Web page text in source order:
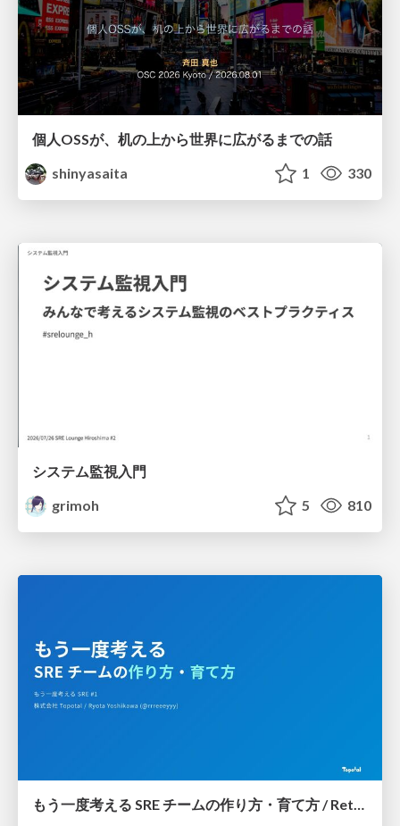
個人OSSが、机の上から世界に広がるまでの話
shinyasaita
1 330
システム監視入門
grimoh
5 810